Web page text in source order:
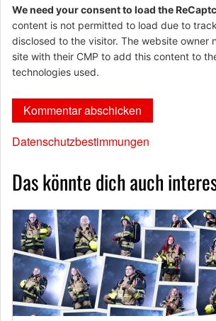
We need your consent to load the
content is not permitted to load due to
disclosed to the visitor. The website owner
site with their CMP to add this content to
technologies used.
Datenschutzbestimmungen
Das könnte dich auch